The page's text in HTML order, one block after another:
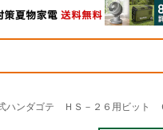
ハンダゴテ ＨＳ－２６用ビット